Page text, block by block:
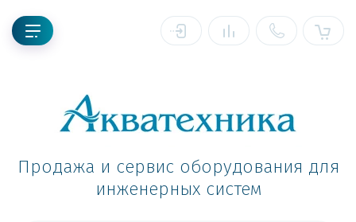
Продажа и сервис оборудования для
инженерных систем